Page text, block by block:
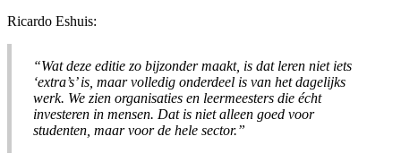
Ricardo Eshuis:
“Wat deze editie zo bijzonder maakt, is dat leren niet iets
‘extra’s’ is, maar volledig onderdeel is van het dagelijks
werk. We zien organisaties en leermeesters die écht
investeren in mensen. Dat is niet alleen goed voor
studenten, maar voor de hele sector.”